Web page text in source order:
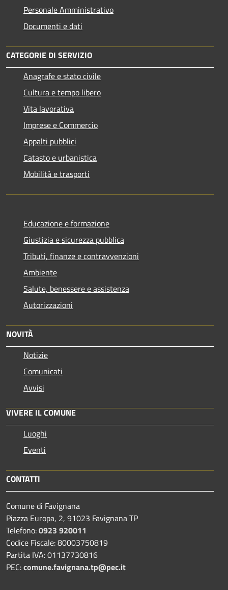
Personale Amministrativo
Documenti e dati
CATEGORIE DI SERVIZIO
Anagrafe e stato civile
Cultura e tempo libero
Vita lavorativa
Imprese e Commercio
Appalti pubblici
Catasto e urbanistica
Mobilità e trasporti
Educazione e formazione
Giustizia e sicurezza pubblica
Tributi, finanze e contravvenzioni
Ambiente
Salute, benessere e assistenza
Autorizzazioni
NOVITÀ
Notizie
Comunicati
Avvisi
VIVERE IL COMUNE
Luoghi
Eventi
CONTATTI
Comune di Favignana
Piazza Europa, 2, 91023 Favignana TP
Telefono:0923 920011
Codice Fiscale: 80003750819
Partita IVA: 01137730816
PEC:comune.favignana.tp@pec.it